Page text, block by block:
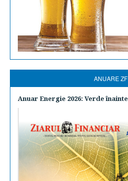
ANUARE ZF
Anuar Energie 2026: Verde înainte